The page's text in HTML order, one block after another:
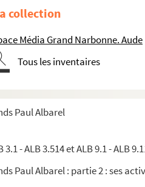
collection
Média Grand Narbonne. Aude
Tous les inventaires
Paul Albarel
3.1 - ALB 3.514 et ALB 9.1 - ALB
Paul Albarel : partie 2 : ses
à Paul Albarel
à Paul Albarel